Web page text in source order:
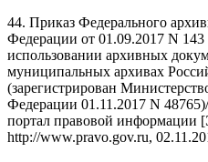
44. Приказ Федерального
Федерации от 01.09.2017 N
использовании архивных
муниципальных архивах
(зарегистрирован
Федерации 01.11.2017 N
портал правовой информации
http://www.pravo.gov.ru,